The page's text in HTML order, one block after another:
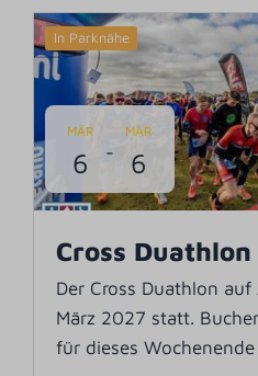
In Parknähe
MÄR
6 -
MÄR
6
Cross
Der Cross Duathlon
März 2027 statt.
für dieses